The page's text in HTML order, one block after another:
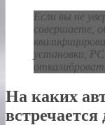
Если вы не
совершаете,
установки,
На каких